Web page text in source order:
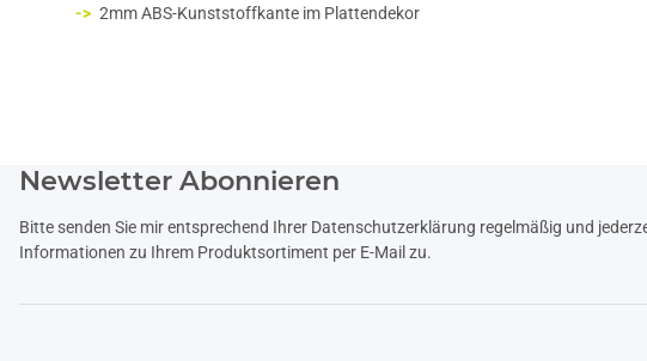
2mm ABS-Kunststoffkante im Plattendekor
Newsletter Abonnieren
Bitte senden Sie mir entsprechend Ihrer Datenschutzerklärung regelmäßig und
Informationen zu Ihrem Produktsortiment per E-Mail zu.